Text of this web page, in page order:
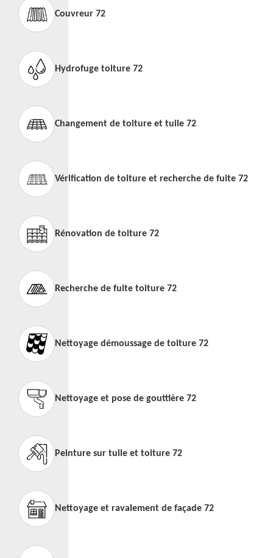
Couvreur 72
Hydrofuge toiture 72
Changement de toiture et tuile 72
Vérification de toiture et recherche de fuite 72
Rénovation de toiture 72
Recherche de fuite toiture 72
Nettoyage démoussage de toiture 72
Nettoyage et pose de gouttière 72
Peinture sur tuile et toiture 72
Nettoyage et ravalement de façade 72